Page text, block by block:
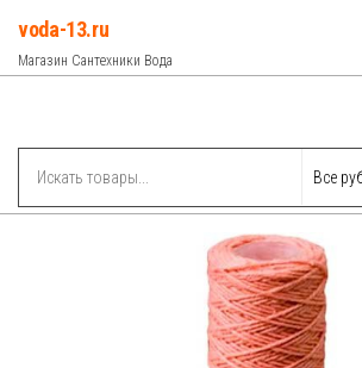
Перейти
содержимому
voda-13.ru
Магазин Сантехники Вода